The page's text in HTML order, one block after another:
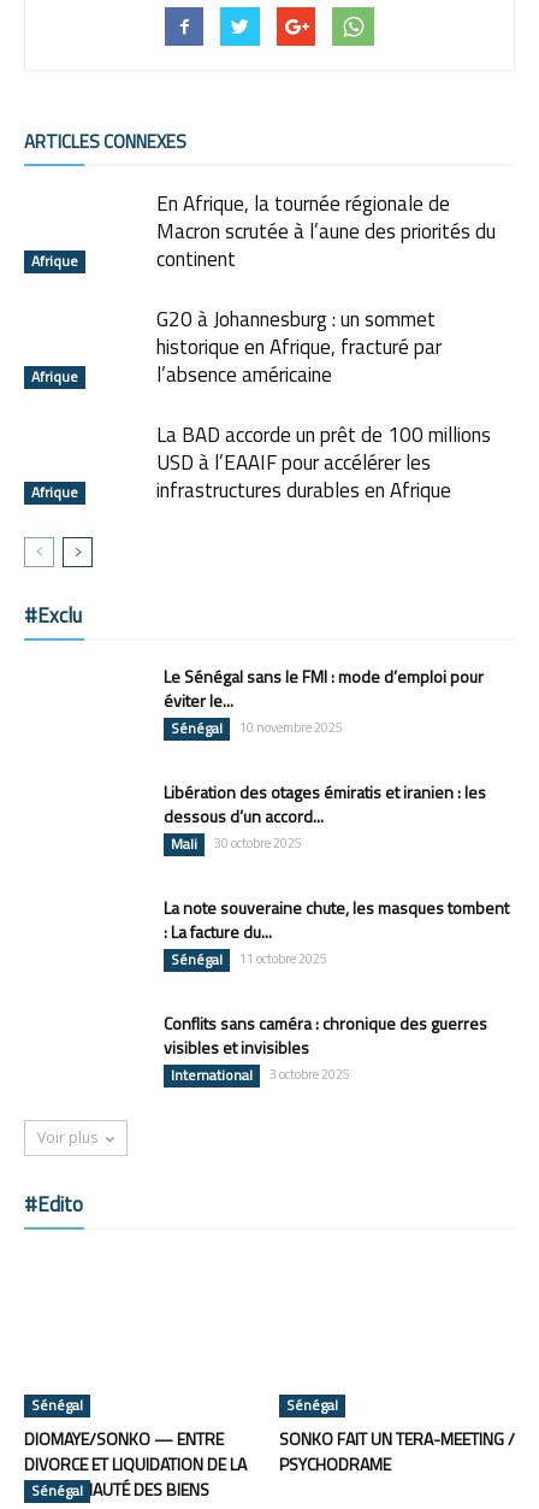
ARTICLES CONNEXES
Afrique
En Afrique, la tournée régionale de
Macron scrutée à l’aune des priorités du
continent
Afrique
G20 à Johannesburg : un sommet
historique en Afrique, fracturé par
l’absence américaine
Afrique
La BAD accorde un prêt de 100 millions
USD à l’EAAIF pour accélérer les
infrastructures durables en Afrique
#Exclu
Le Sénégal sans le FMI : mode d’emploi pour
éviter le...
Sénégal 10 novembre 2025
Libération des otages émiratis et iranien : les
dessous d’un accord...
Mali 30 octobre 2025
La note souveraine chute, les masques tombent
: La facture du...
Sénégal 11 octobre 2025
Conflits sans caméra : chronique des guerres
visibles et invisibles
International 3 octobre 2025
Voir plus
#Edito
Sénégal
DIOMAYE/SONKO — ENTRE
DIVORCE ET LIQUIDATION DE LA
COMMUNAUTÉ DES BIENS
Sénégal
SONKO FAIT UN TERA-MEETING /
PSYCHODRAME
Sénégal